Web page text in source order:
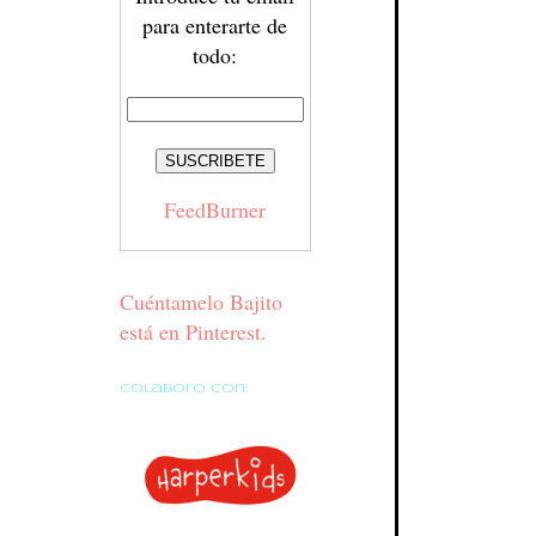
para enterarte de
todo:
FeedBurner
Cuéntamelo Bajito
está en Pinterest.
Colaboro con: